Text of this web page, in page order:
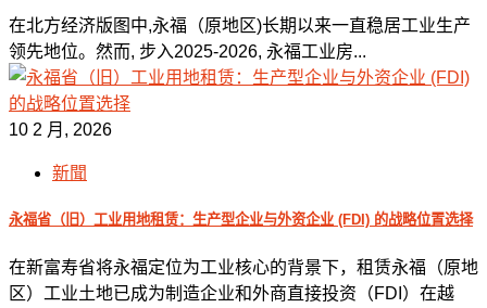
在北方经济版图中,永福（原地区)长期以来一直稳居工业生产
领先地位。然而, 步入2025-2026, 永福工业房...
10 2 月, 2026
新聞
永福省（旧）工业用地租赁：生产型企业与外资企业 (FDI) 的战略位置选择
在新富寿省将永福定位为工业核心的背景下，租赁永福（原地
区）工业土地已成为制造企业和外商直接投资（FDI）在越